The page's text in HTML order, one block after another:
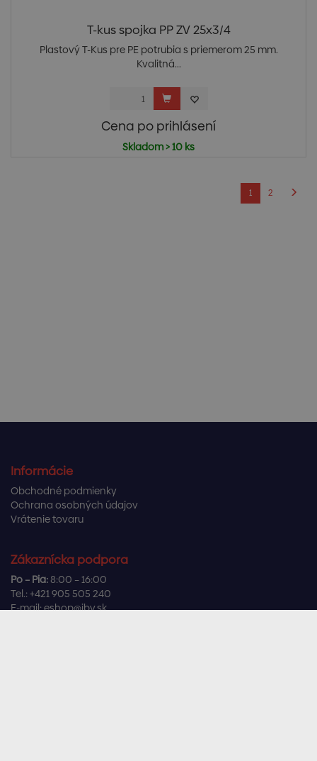
T-kus spojka PP ZV 25x3/4
Plastový T-Kus pre PE potrubia s priemerom 25 mm.
Kvalitná...
Cena po prihlásení
Skladom > 10 ks
1 2
Informácie
Obchodné podmienky
Ochrana osobných údajov
Vrátenie tovaru
Zákaznícka podpora
Po – Pia:8:00 – 16:00
Tel.: +421 905 505 240
E-mail:eshop@ibv.sk